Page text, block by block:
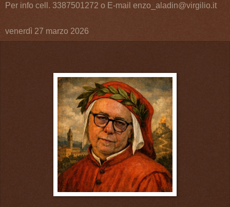
Per info cell. 3387501272 o E-mail enzo_aladin@virgilio.it
venerdì 27 marzo 2026